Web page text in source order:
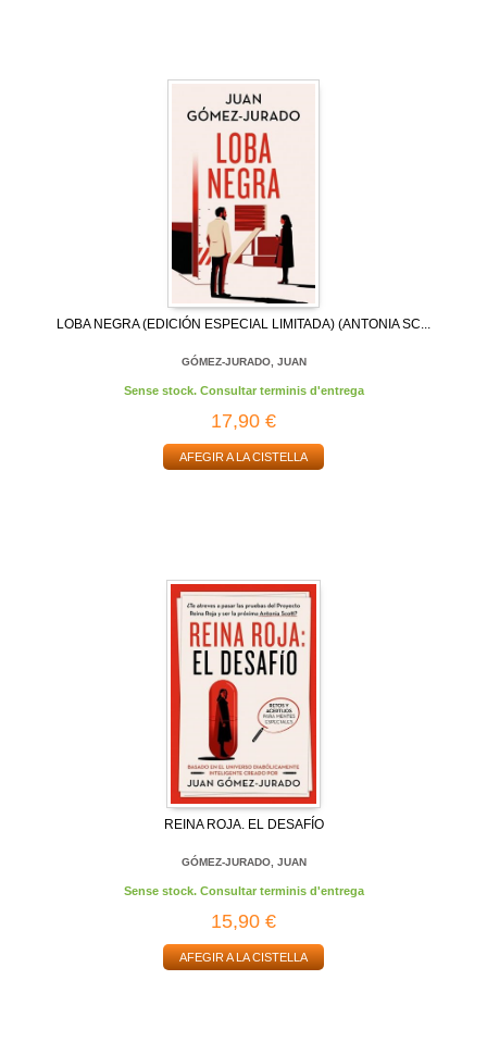
LOBA NEGRA (EDICIÓN ESPECIAL LIMITADA) (ANTONIA SC...
GÓMEZ-JURADO, JUAN
Sense stock. Consultar terminis d'entrega
17,90 €
AFEGIR A LA CISTELLA
REINA ROJA. EL DESAFÍO
GÓMEZ-JURADO, JUAN
Sense stock. Consultar terminis d'entrega
15,90 €
AFEGIR A LA CISTELLA